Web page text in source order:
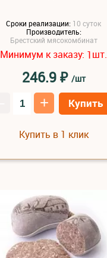
Сроки реализации: 10 суток
Производитель:
Брестский мясокомбинат
Минимум к заказу: 1шт.
246.9₽ /шт
+ Купить
Купить в 1 клик